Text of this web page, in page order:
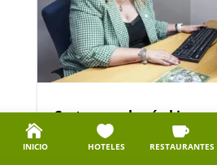
INICIO HOTELES RESTAURANTES
Cartes aprobará el
del PRC para bonificar el
circulación a los